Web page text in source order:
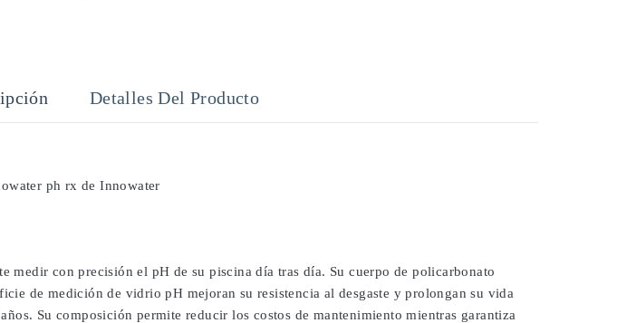
Detalles Del Producto
ph rx de Innowater
medir con precisión el pH de su piscina día tras día. Su cuerpo de policarbonato
de medición de vidrio pH mejoran su resistencia al desgaste y prolongan su vida
Su composición permite reducir los costos de mantenimiento mientras garantiza